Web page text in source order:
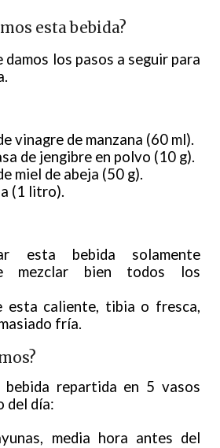
esta bebida?
los pasos a seguir para
vinagre de manzana (60 ml).
de jengibre en polvo (10 g).
miel de abeja (50 g).
(1 litro).
esta bebida solamente
mezclar bien todos los
esta caliente, tibia o fresca,
fría.
bebida repartida en 5 vasos
del día:
media hora antes del